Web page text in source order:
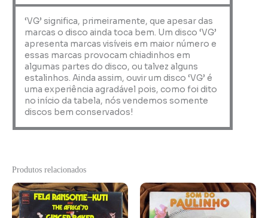
‘VG’ significa, primeiramente, que apesar das
marcas o disco ainda toca bem. Um disco ‘VG’
apresenta marcas visíveis em maior número e
essas marcas provocam chiadinhos em
algumas partes do disco, ou talvez alguns
estalinhos. Ainda assim, ouvir um disco ‘VG’ é
uma experiência agradável pois, como foi dito
no início da tabela, nós vendemos somente
discos bem conservados!
Produtos relacionados